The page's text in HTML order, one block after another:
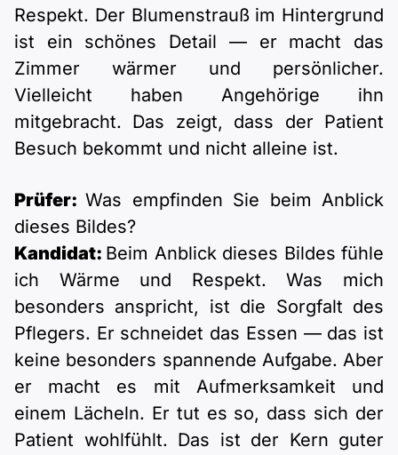
Respekt. Der Blumenstrauß im Hintergrund
ist ein schönes Detail — er macht das
Zimmer wärmer und persönlicher.
Vielleicht haben Angehörige ihn
mitgebracht. Das zeigt, dass der Patient
Besuch bekommt und nicht alleine ist.
Prüfer:Was empfinden Sie beim Anblick
dieses Bildes?
Kandidat: Beim Anblick dieses Bildes fühle
ich Wärme und Respekt. Was mich
besonders anspricht, ist die Sorgfalt des
Pflegers. Er schneidet das Essen — das ist
keine besonders spannende Aufgabe. Aber
er macht es mit Aufmerksamkeit und
einem Lächeln. Er tut es so, dass sich der
Patient wohlfühlt. Das ist der Kern guter